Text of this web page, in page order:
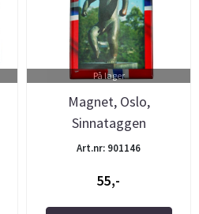
På lager
Magnet, Oslo,
Sinnataggen
Art.nr: 901146
55,-